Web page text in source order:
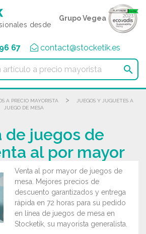
desde
Grupo Vegea
67 contact@stocketik.es

A PRECIO MAYORISTA >
JUEGOS Y JUGUETES A
JUEGO DE MESA
de juegos de
al por mayor
Venta al por mayor de juegos de
mesa. Mejores precios de
descuento garantizados y entrega
rápida en 72 horas para su pedido
en línea de juegos de mesa en
Stocketik, su mayorista generalista.